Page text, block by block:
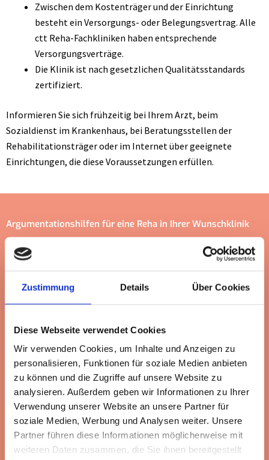
Zustimmung Details Über Cookies
Diese Webseite verwendet Cookies
Wir verwenden Cookies, um Inhalte und Anzeigen zu
personalisieren, Funktionen für soziale Medien anbieten
zu können und die Zugriffe auf unsere Website zu
analysieren. Außerdem geben wir Informationen zu Ihrer
Verwendung unserer Website an unsere Partner für
soziale Medien, Werbung und Analysen weiter. Unsere
Partner führen diese Informationen möglicherweise mit
weiteren Daten zusammen, die Sie ihnen bereitgestellt
Zwischen dem Kostenträger und der Einrichtung
besteht ein Versorgungs- oder Belegungsvertrag. Alle
ctt Reha-Fachkliniken haben entsprechende
Versorgungsverträge.
Die Klinik ist nach gesetzlichen Qualitätsstandards
zertifiziert.
Informieren Sie sich frühzeitig bei Ihrem Arzt, beim
Sozialdienst im Krankenhaus, bei Beratungsstellen der
Rehabilitationsträger oder im Internet über geeignete
Einrichtungen, die diese Voraussetzungen erfüllen.
Argumentationshilfen für eine Reha in Ihrer Wunschklinik​
Medizinische Gründe
sollten stets im Vordergrund stehen,
beispielsweise:
spezialisiert und die Therapien entsprechend auf diese
Behandlung ausgelegt.
Behandlung von Nebenerkrankungen durch die
Zusammenarbeit verschiedener Fachrichtungen. So
kann ein Patient, der z. B. wegen einer Herzerkrankung
in der Reha ist, gleichzeitig auch bei orthopädischen
Erkrankungen mitbehandelt werden.
Die Klinik ist in der Nähe, und der Besuch von
Angehörigen ist dem Behandlungserfolg zuträglich.